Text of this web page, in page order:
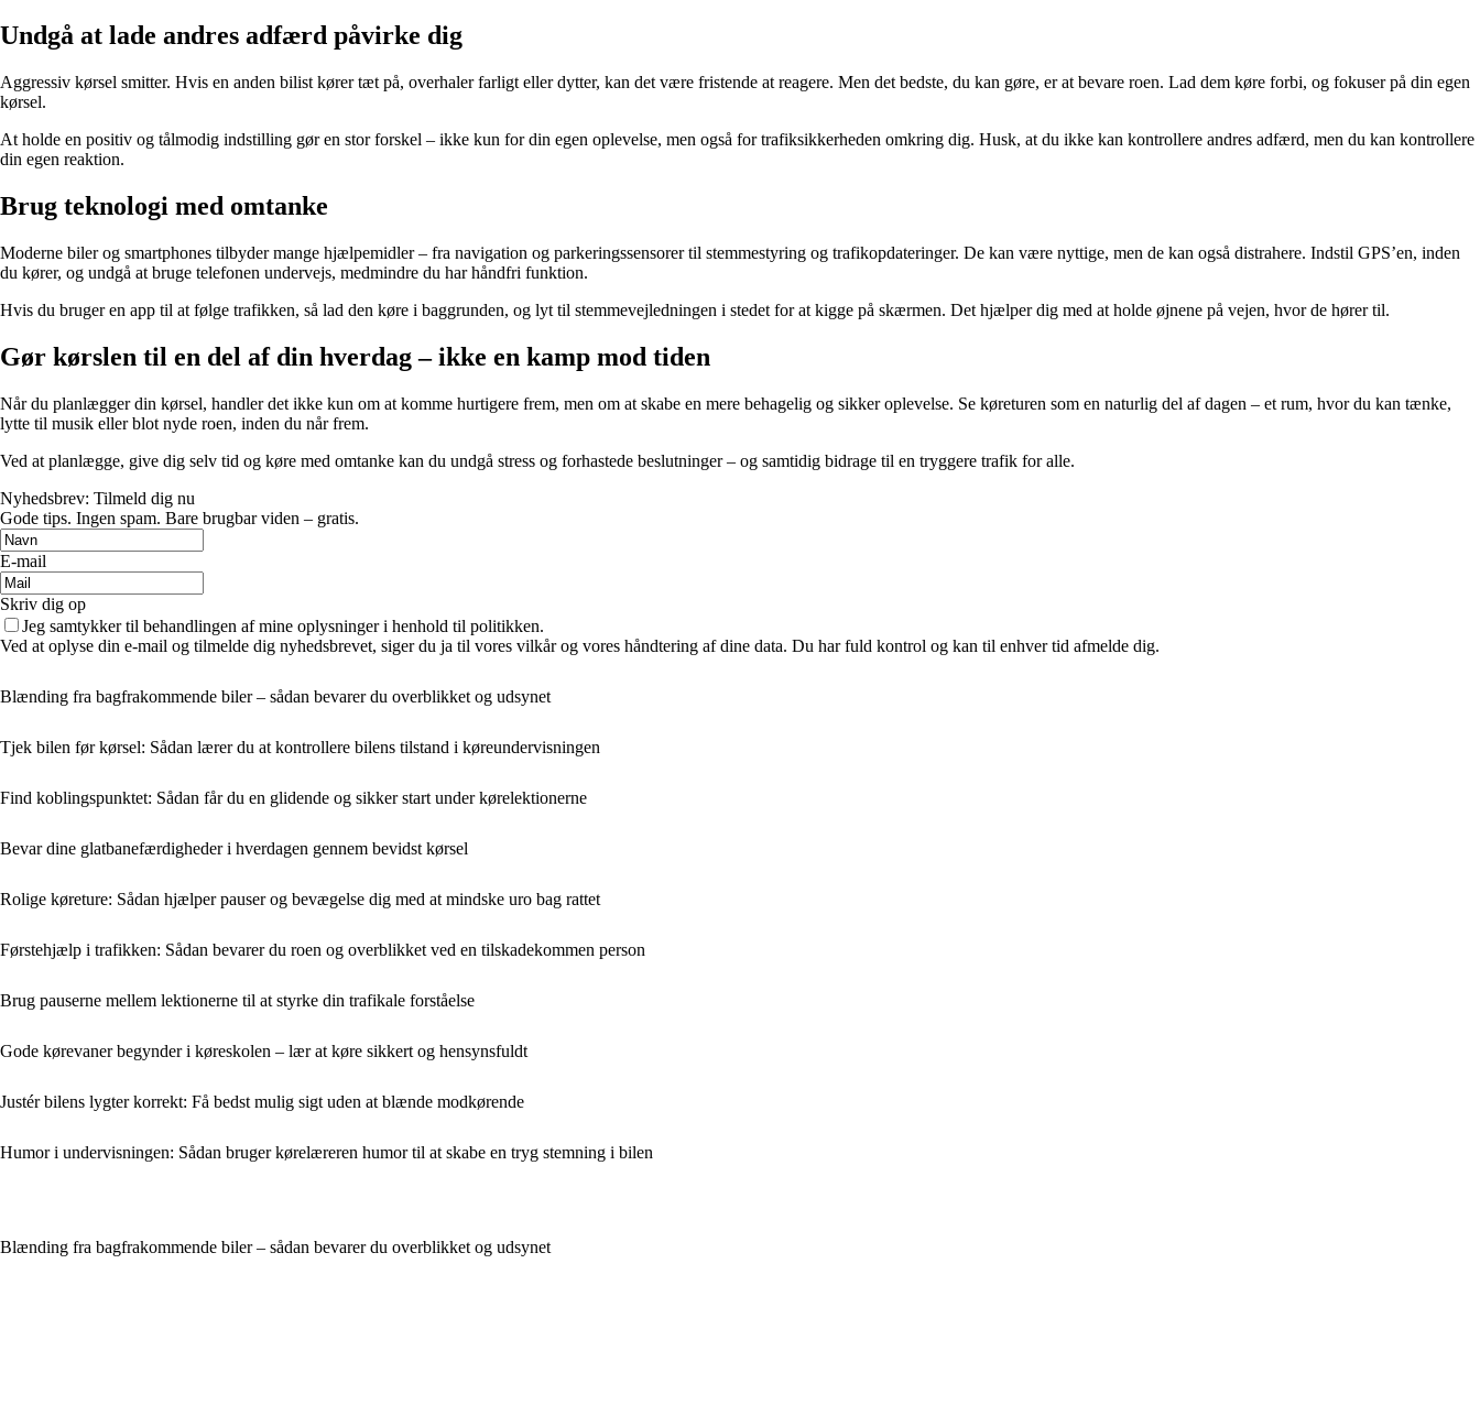
Undgå at lade andres adfærd påvirke dig
Aggressiv kørsel smitter. Hvis en anden bilist kører tæt på, overhaler farligt eller dytter, kan det være fristende at reagere. Men det bedste, du kan gøre, er at bevare roen. Lad dem køre forbi, og fokuser på din egen
kørsel.
At holde en positiv og tålmodig indstilling gør en stor forskel – ikke kun for din egen oplevelse, men også for trafiksikkerheden omkring dig. Husk, at du ikke kan kontrollere andres adfærd, men du kan kontrollere
din egen reaktion.
Brug teknologi med omtanke
Moderne biler og smartphones tilbyder mange hjælpemidler – fra navigation og parkeringssensorer til stemmestyring og trafikopdateringer. De kan være nyttige, men de kan også distrahere. Indstil GPS’en, inden
du kører, og undgå at bruge telefonen undervejs, medmindre du har håndfri funktion.
Hvis du bruger en app til at følge trafikken, så lad den køre i baggrunden, og lyt til stemmevejledningen i stedet for at kigge på skærmen. Det hjælper dig med at holde øjnene på vejen, hvor de hører til.
Gør kørslen til en del af din hverdag – ikke en kamp mod tiden
Når du planlægger din kørsel, handler det ikke kun om at komme hurtigere frem, men om at skabe en mere behagelig og sikker oplevelse. Se køreturen som en naturlig del af dagen – et rum, hvor du kan tænke,
lytte til musik eller blot nyde roen, inden du når frem.
Ved at planlægge, give dig selv tid og køre med omtanke kan du undgå stress og forhastede beslutninger – og samtidig bidrage til en tryggere trafik for alle.
Nyhedsbrev: Tilmeld dig nu
Gode tips. Ingen spam. Bare brugbar viden – gratis.
E-mail
Skriv dig op
Jeg samtykker til behandlingen af mine oplysninger i henhold til politikken.
Ved at oplyse din e-mail og tilmelde dig nyhedsbrevet, siger du ja til vores vilkår og vores håndtering af dine data. Du har fuld kontrol og kan til enhver tid afmelde dig.
Blænding fra bagfrakommende biler – sådan bevarer du overblikket og udsynet
Tjek bilen før kørsel: Sådan lærer du at kontrollere bilens tilstand i køreundervisningen
Find koblingspunktet: Sådan får du en glidende og sikker start under kørelektionerne
Bevar dine glatbanefærdigheder i hverdagen gennem bevidst kørsel
Rolige køreture: Sådan hjælper pauser og bevægelse dig med at mindske uro bag rattet
Førstehjælp i trafikken: Sådan bevarer du roen og overblikket ved en tilskadekommen person
Brug pauserne mellem lektionerne til at styrke din trafikale forståelse
Gode kørevaner begynder i køreskolen – lær at køre sikkert og hensynsfuldt
Justér bilens lygter korrekt: Få bedst mulig sigt uden at blænde modkørende
Humor i undervisningen: Sådan bruger kørelæreren humor til at skabe en tryg stemning i bilen
Blænding fra bagfrakommende biler – sådan bevarer du overblikket og udsynet